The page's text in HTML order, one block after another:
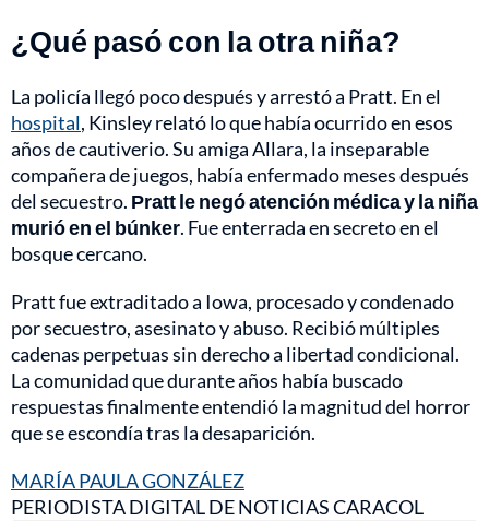
¿Qué pasó con la otra niña?
La policía llegó poco después y arrestó a Pratt. En el
hospital, Kinsley relató lo que había ocurrido en esos
años de cautiverio. Su amiga Allara, la inseparable
compañera de juegos, había enfermado meses después
del secuestro. Pratt le negó atención médica y la niña
murió en el búnker. Fue enterrada en secreto en el
bosque cercano.
Pratt fue extraditado a Iowa, procesado y condenado
por secuestro, asesinato y abuso. Recibió múltiples
cadenas perpetuas sin derecho a libertad condicional.
La comunidad que durante años había buscado
respuestas finalmente entendió la magnitud del horror
que se escondía tras la desaparición.
MARÍA PAULA GONZÁLEZ
PERIODISTA DIGITAL DE NOTICIAS CARACOL